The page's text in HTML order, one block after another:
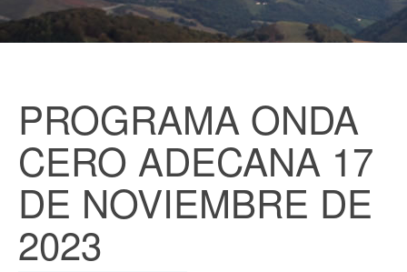
PROGRAMA ONDA
CERO ADECANA 17
DE NOVIEMBRE DE
2023